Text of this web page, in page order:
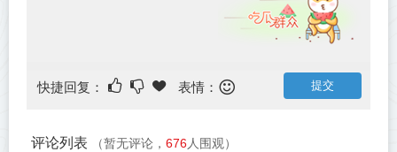
快捷回复： 表情：
评论列表 （暂无评论， 676人围观）